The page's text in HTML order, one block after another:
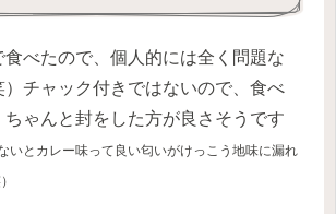
食べたので、個人的には全く問題な
）チャック付きではないので、食べ
ゃんと封をした方が良さそうです
いとカレー味って良い匂いがけっこう 地味に漏れ